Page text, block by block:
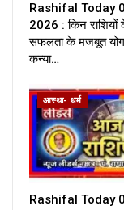
Rashifal Today
2026 : किन राशियों
सफलता के मजबूत
कन्या…
आस्था- धर्म
Rashifal Today